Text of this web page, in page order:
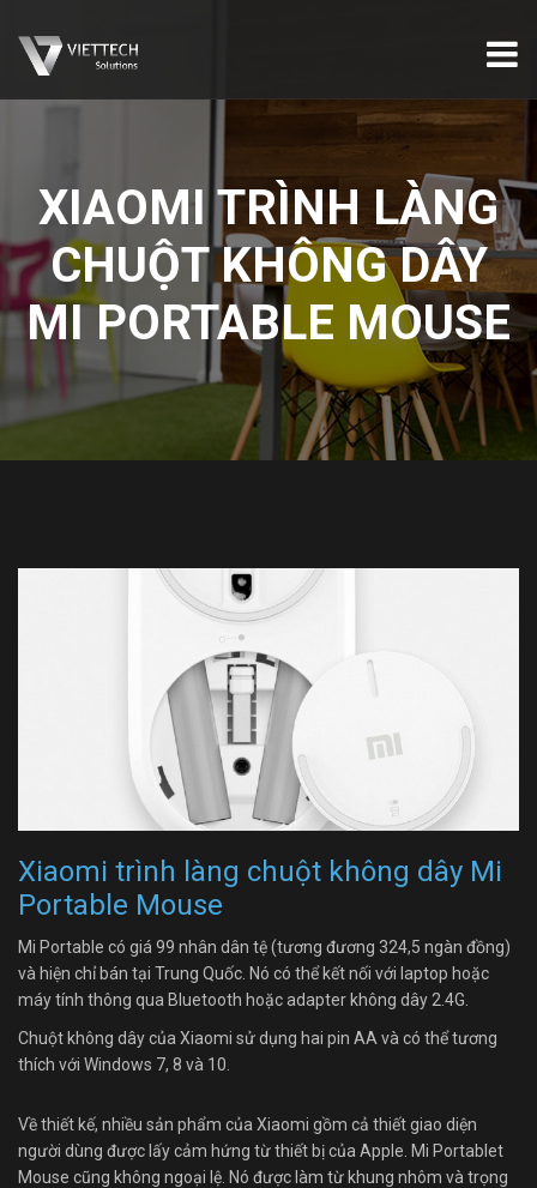
XIAOMI TRÌNH LÀNG
CHUỘT KHÔNG DÂY
MI PORTABLE MOUSE
Xiaomi trình làng chuột không dây Mi
Portable Mouse
Mi Portable có giá 99 nhân dân tệ (tương đương 324,5 ngàn đồng)
và hiện chỉ bán tại Trung Quốc. Nó có thể kết nối với laptop hoặc
máy tính thông qua Bluetooth hoặc adapter không dây 2.4G.
Chuột không dây của Xiaomi sử dụng hai pin AA và có thể tương
thích với Windows 7, 8 và 10.
Về thiết kế, nhiều sản phẩm của Xiaomi gồm cả thiết giao diện
người dùng được lấy cảm hứng từ thiết bị của Apple. Mi Portablet
Mouse cũng không ngoại lệ. Nó được làm từ khung nhôm và trọng